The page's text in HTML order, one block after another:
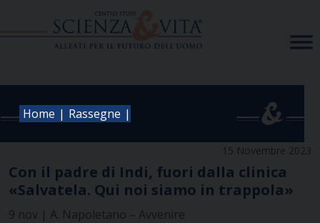
Home | Rassegne |
15 Novembre 2023
Con il padre di Indi, fuori dalla clinica
«Salvatela. Qui noi siamo in trappola»
9 nov | A. Napoletano – Avvenire